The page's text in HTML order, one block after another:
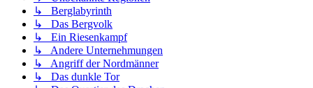
↳ Berglabyrinth
↳ Das Bergvolk
↳ Ein Riesenkampf
↳ Andere Unternehmungen
↳ Angriff der Nordmänner
↳ Das dunkle Tor